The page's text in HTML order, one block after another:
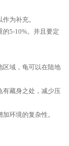
为补充。
5-10%。并且要定
区域，龟可以在陆地
有藏身之处，减少压
环境的复杂性。